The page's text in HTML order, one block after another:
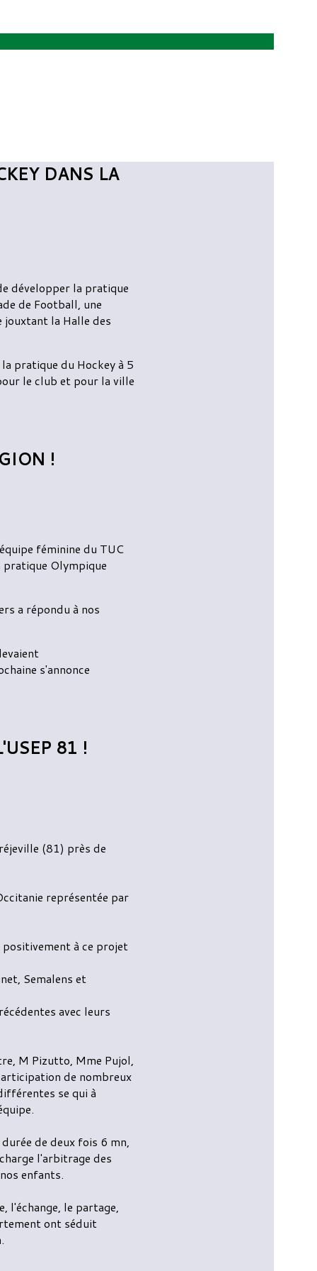
DANS LA
développer la pratique
de Football, une
la Halle des
pratique du Hockey à 5
le club et pour la ville
!
féminine du TUC
Olympique
a répondu à nos
s'annonce
81 !
(81) près de
représentée par
à ce projet
Semalens et
avec leurs
M Pizutto, Mme Pujol,
de nombreux
se qui à
de deux fois 6 mn,
l'arbitrage des
enfants.
l'échange, le partage,
ont séduit